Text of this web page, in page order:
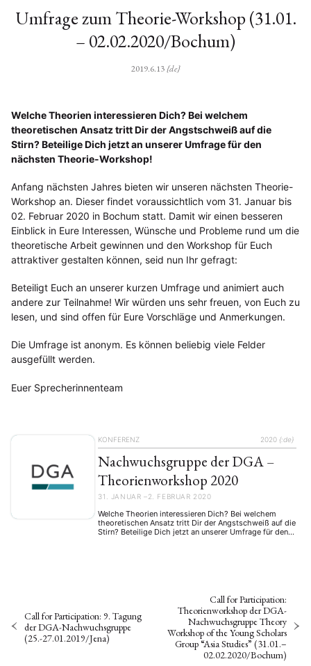
Umfrage zum Theorie-Workshop (31.01.
– 02.02.2020/Bochum)
2019.6.13{de}
Welche Theorien interessieren Dich? Bei welchem
theoretischen Ansatz tritt Dir der Angstschweiß auf die
Stirn? Beteilige Dich jetzt an unserer Umfrage für den
nächsten Theorie-Workshop!
Anfang nächsten Jahres bieten wir unseren nächsten Theorie-
Workshop an. Dieser findet voraussichtlich vom 31. Januar bis
02. Februar 2020 in Bochum statt. Damit wir einen besseren
Einblick in Eure Interessen, Wünsche und Probleme rund um die
theoretische Arbeit gewinnen und den Workshop für Euch
attraktiver gestalten können, seid nun Ihr gefragt:
Beteiligt Euch an unserer kurzen Umfrage und animiert auch
andere zur Teilnahme! Wir würden uns sehr freuen, von Euch zu
lesen, und sind offen für Eure Vorschläge und Anmerkungen.
Die Umfrage ist anonym. Es können beliebig viele Felder
ausgefüllt werden.
Euer Sprecherinnenteam
KONFERENZ 2020 {:de}
Nachwuchsgruppe der DGA –
Theorienworkshop 2020
31. JANUAR –2. FEBRUAR 2020
Welche Theorien interessieren Dich? Bei welchem
theoretischen Ansatz tritt Dir der Angstschweiß auf die
Stirn? Beteilige Dich jetzt an unserer Umfrage für den
Call for Participation: 9. Tagung
der DGA-Nachwuchsgruppe
(25.-27.01.2019/Jena)
Call for Participation:
Theorienworkshop der DGA-
Nachwuchsgruppe Theory
Workshop of the Young Scholars
Group “Asia Studies” (31.01.–
02.02.2020/Bochum)